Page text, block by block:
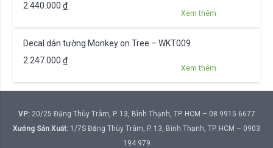
2.440.000 ₫
Xem thêm
Decal dán tường Monkey on Tree – WKT009
2.247.000 ₫
Xem thêm
VP:20/25 Đặng Thùy Trâm, P. 13, Bình Thạnh, TP. HCM – 08 9915 6677
Xưởng Sản Xuất: 1/7S Đặng Thùy Trâm, P. 13, Bình Thạnh, TP. HCM – 0903
194 979